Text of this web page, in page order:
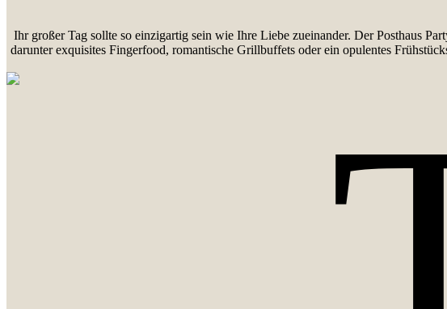
Ihr großer Tag sollte so einzigartig sein wie Ihre Liebe zueinander. Der Posthaus
darunter exquisites Fingerfood, romantische Grillbuffets oder ein opulentes